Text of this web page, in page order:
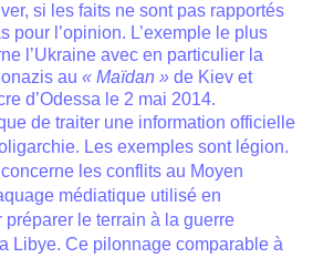
si les faits ne sont pas rapportés
pour l’opinion. L’exemple le plus
l’Ukraine avec en particulier la
au « Maïdan » de Kiev et
d’Odessa le 2 mai 2014.
de traiter une information officielle
Les exemples sont légion.
les conflits au Moyen
médiatique utilisé en
préparer le terrain à la guerre
Libye. Ce pilonnage comparable à